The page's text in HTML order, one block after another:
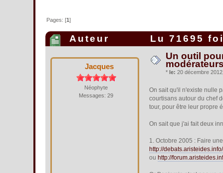
Pages: [1]
Auteur Lu 71695
Jacques
Néophyte
Messages: 29
Un outil
* le: 20 décembre
On sait qu'il n'existe nulle
courtisans autour du chef
tour, pour être leur propre
On sait que j'ai fait deux
1. Octobre 2005 : Faire
http://
ou http://